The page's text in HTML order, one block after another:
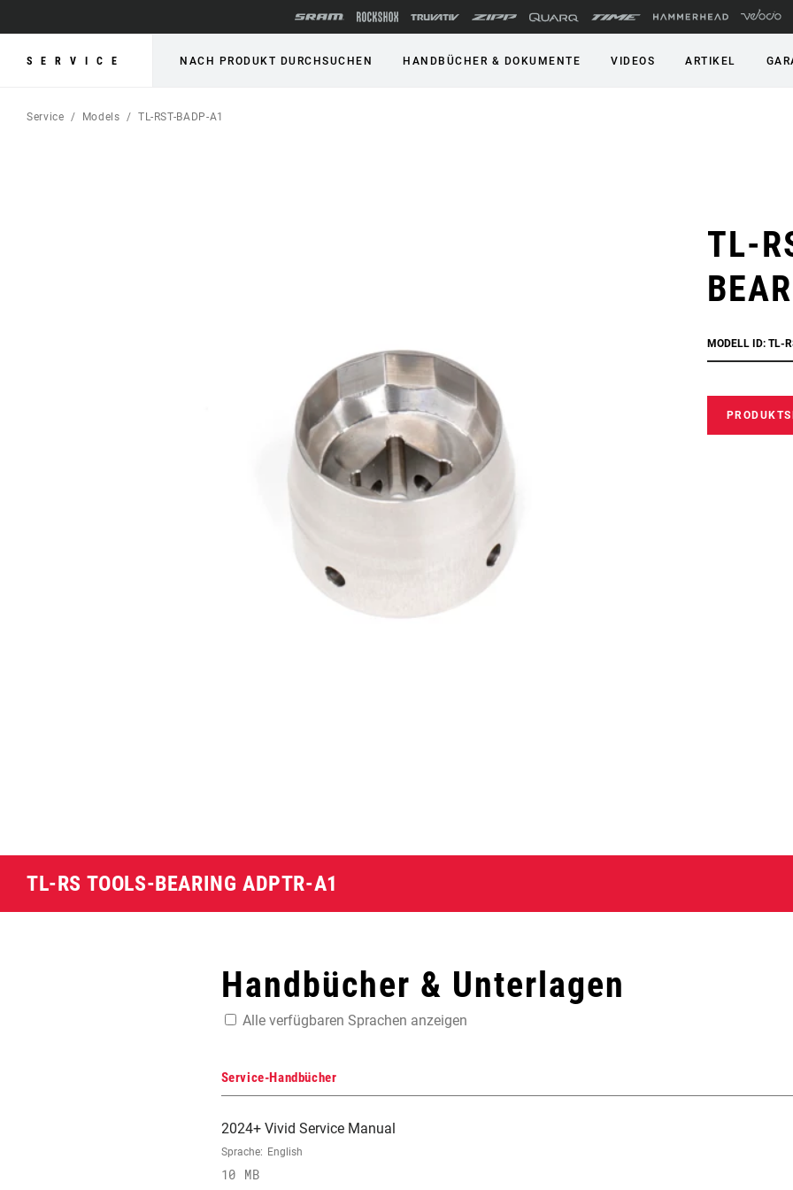
SERVICE NACH PRODUKT DURCHSUCHEN HANDBÜCHER & DOKUMENTE VIDEOS ARTIKEL
Service Models TL-RST-BADP-A1
TL-
MODELL ID: TL-
TL-RS TOOLS-BEARING ADPTR-A1
Handbücher & Unterlagen
Alle verfügbaren Sprachen anzeigen
Service-Handbücher
2024+ Vivid Service Manual
Sprache: English
10 MB